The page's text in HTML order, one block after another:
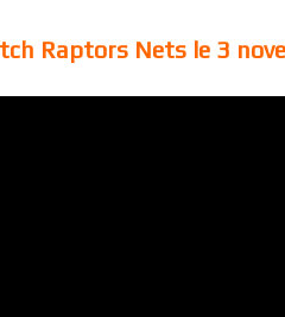
Raptors Nets le 3